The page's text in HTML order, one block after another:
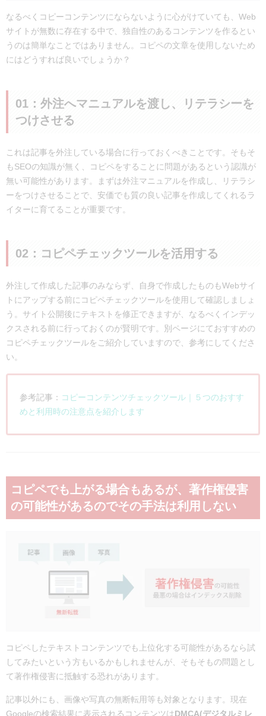
なるべくコピーコンテンツにならないように心がけていても、Web
サイトが無数に存在する中で、独自性のあるコンテンツを作るとい
うのは簡単なことではありません。コピペの文章を使用しないため
にはどうすれば良いでしょうか？
01：外注へマニュアルを渡し、リテラシーを
つけさせる
これは記事を外注している場合に行っておくべきことです。そもそ
もSEOの知識が無く、コピペをすることに問題があるという認識が
無い可能性があります。まずは外注マニュアルを作成し、リテラシ
ーをつけさせることで、安価でも質の良い記事を作成してくれるラ
イターに育てることが重要です。
02：コピペチェックツールを活用する
外注して作成した記事のみならず、自身で作成したものもWebサイ
トにアップする前にコピペチェックツールを使用して確認しましょ
う。サイト公開後にテキストを修正できますが、なるべくインデッ
クスされる前に行っておくのが賢明です。別ページにておすすめの
コピペチェックツールをご紹介していますので、参考にしてくださ
い。
参考記事： コピーコンテンツチェックツール｜５つのおすす
めと利用時の注意点を紹介します
コピペでも上がる場合もあるが、著作権侵害
の可能性があるのでその手法は利用しない
コピペしたテキストコンテンツでも上位化する可能性があるなら試
してみたいという方もいるかもしれませんが、そもそもの問題とし
て著作権侵害に抵触する恐れがあります。
記事以外にも、画像や写真の無断転用等も対象となります。現在
Googleの検索結果に表示されるコンテンツはDMCA(デジタルミレ